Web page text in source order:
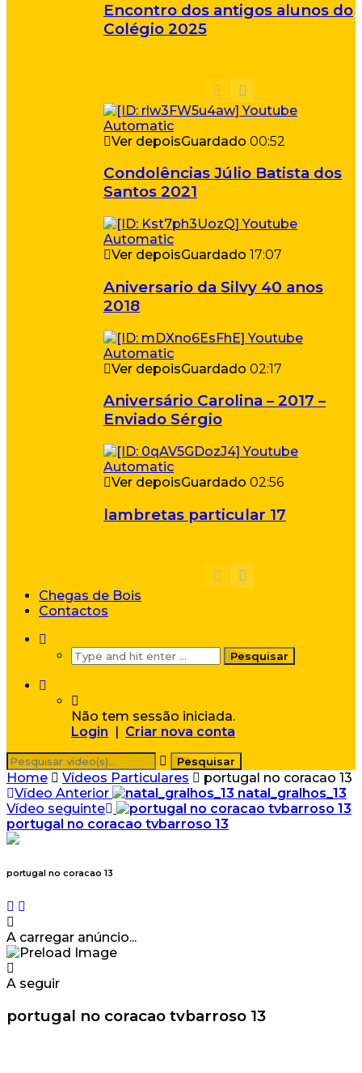
Encontro dos antigos alunos do
Colégio 2025
Ver depoisGuardado 00:52
Condolências Júlio Batista dos
Santos 2021
Ver depoisGuardado 17:07
Aniversario da Silvy 40 anos
2018
Ver depoisGuardado 02:17
Aniversário Carolina – 2017 –
Enviado Sérgio
Ver depoisGuardado 02:56
lambretas particular 17
Chegas de Bois
Contactos
Não tem sessão iniciada.
Login
Criar nova conta
Home Vídeos Particulares
portugal no coracao 13
Vídeo Anterior
natal_gralhos_13
Vídeo seguinte
portugal no coracao tvbarroso 13
portugal no coracao 13
A carregar anúncio...
A seguir
portugal no coracao tvbarroso 13